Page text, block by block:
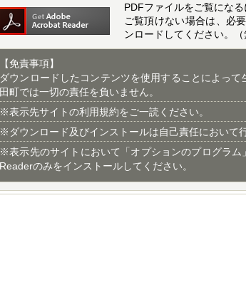
PDFファイルをご覧にな
ご覧頂けない場合は、必
ンロードしてください。（
【免責事項】
ダウンロードしたコンテンツを使用することによっ
田町では一切の責任を負いません。
※表示先サイトの利用規約をご一読ください。
※ダウンロード及びインストールは自己責任において
※表示先のサイトにおいて「オプションのプログラ
Readerのみをインストールしてください。